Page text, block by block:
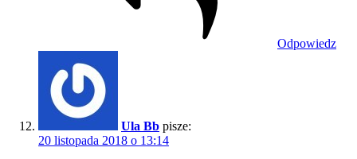
Odpowiedz
Ula Bb pisze:
20 listopada 2018 o 13:14